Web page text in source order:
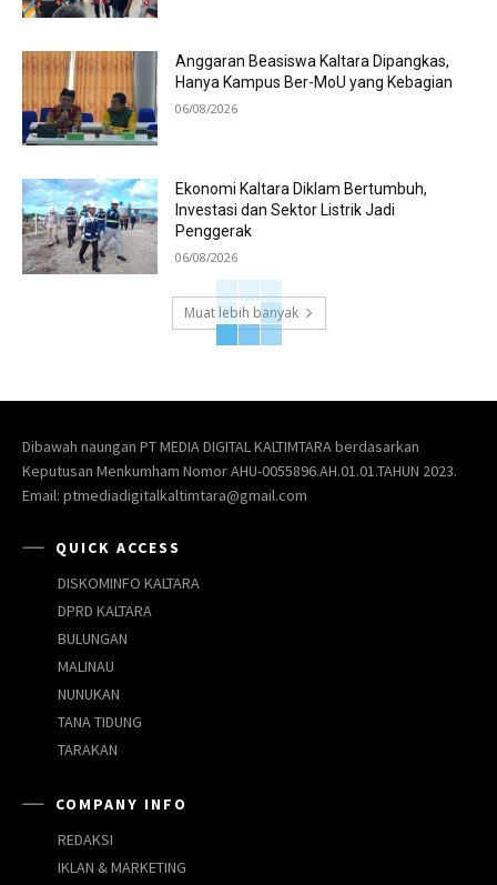
Anggaran Beasiswa Kaltara Dipangkas,
Hanya Kampus Ber-MoU yang Kebagian
06/08/2026
Ekonomi Kaltara Diklam Bertumbuh,
Investasi dan Sektor Listrik Jadi
Penggerak
06/08/2026
Muat lebih banyak
Dibawah naungan PT MEDIA DIGITAL KALTIMTARA berdasarkan
Keputusan Menkumham Nomor AHU-0055896.AH.01.01.TAHUN 2023.
Email: ptmediadigitalkaltimtara@gmail.com
QUICK ACCESS
DISKOMINFO KALTARA
DPRD KALTARA
BULUNGAN
MALINAU
NUNUKAN
TANA TIDUNG
TARAKAN
COMPANY INFO
REDAKSI
IKLAN & MARKETING